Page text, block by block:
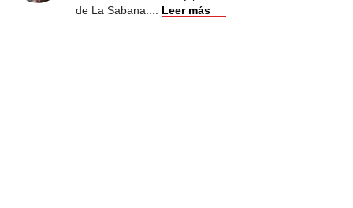
de La Sabana.
Leer más